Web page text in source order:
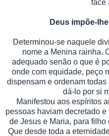
face
Deus impõe-
Determinou-se naquele
nome a Menina rainha.
adequado senão o que é
onde com equidade, peço
dispensam e ordenam
dá-lo por si
Manifestou aos espíritos
pessoas haviam decretado
de Jesus e Maria, para filho
Que desde toda a